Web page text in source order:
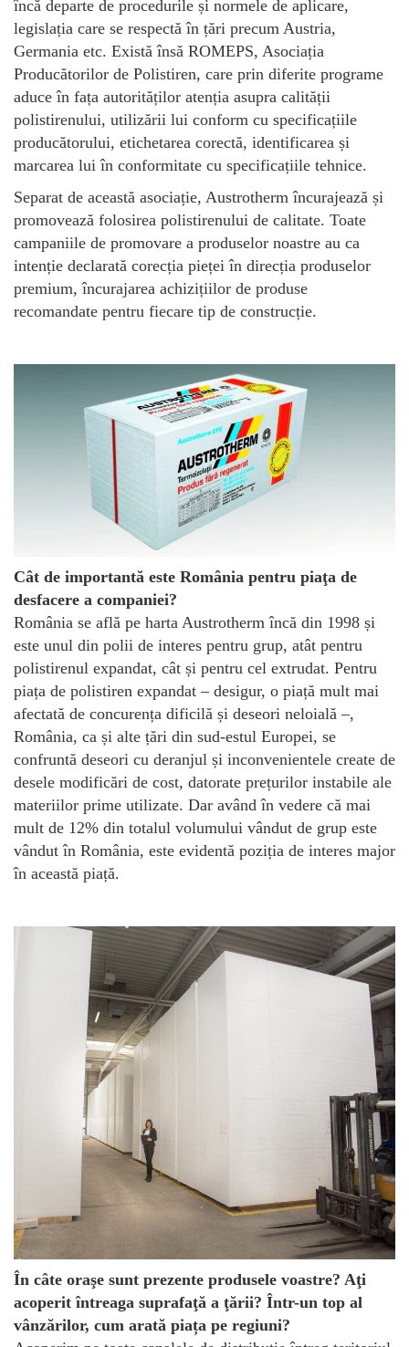
încă departe de procedurile și normele de aplicare,
legislația care se respectă în țări precum Austria,
Germania etc. Există însă ROMEPS, Asociația
Producătorilor de Polistiren, care prin diferite programe
aduce în fața autorităților atenția asupra calității
polistirenului, utilizării lui conform cu specificațiile
producătorului, etichetarea corectă, identificarea și
marcarea lui în conformitate cu specificațiile tehnice.
Separat de această asociație, Austrotherm încurajează și
promovează folosirea polistirenului de calitate. Toate
campaniile de promovare a produselor noastre au ca
intenție declarată corecția pieței în direcția produselor
premium, încurajarea achizițiilor de produse
recomandate pentru fiecare tip de construcție.
Cât de importantă este România pentru piaţa de
desfacere a companiei?
România se află pe harta Austrotherm încă din 1998 și
este unul din polii de interes pentru grup, atât pentru
polistirenul expandat, cât și pentru cel extrudat. Pentru
piața de polistiren expandat – desigur, o piață mult mai
afectată de concurența dificilă și deseori neloială –,
România, ca și alte țări din sud-estul Europei, se
confruntă deseori cu deranjul și inconvenientele create de
desele modificări de cost, datorate prețurilor instabile ale
materiilor prime utilizate. Dar având în vedere că mai
mult de 12% din totalul volumului vândut de grup este
vândut în România, este evidentă poziția de interes major
în această piață.
În câte oraşe sunt prezente produsele voastre? Aţi
acoperit întreaga suprafaţă a ţării? Într-un top al
vânzărilor, cum arată piața pe regiuni?